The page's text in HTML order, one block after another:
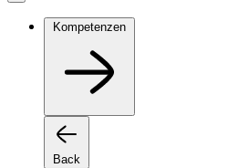
Kompetenzen
Back